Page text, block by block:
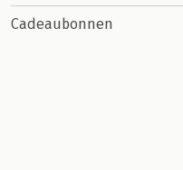
Cadeaubonnen